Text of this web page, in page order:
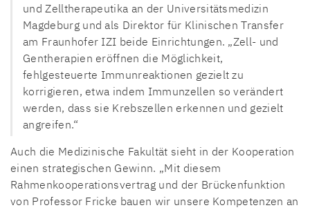
und Zelltherapeutika an der Universitätsmedizin
Magdeburg und als Direktor für Klinischen Transfer
am Fraunhofer IZI beide Einrichtungen. „Zell- und
Gentherapien eröffnen die Möglichkeit,
fehlgesteuerte Immunreaktionen gezielt zu
korrigieren, etwa indem Immunzellen so verändert
werden, dass sie Krebszellen erkennen und gezielt
angreifen.“
Auch die Medizinische Fakultät sieht in der Kooperation
einen strategischen Gewinn. „Mit diesem
Rahmenkooperationsvertrag und der Brückenfunktion
von Professor Fricke bauen wir unsere Kompetenzen an